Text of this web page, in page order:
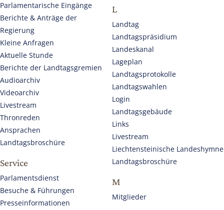
Parlamentarische Eingänge
Berichte & Anträge der
Regierung
Kleine Anfragen
Aktuelle Stunde
Berichte der Landtagsgremien
Audioarchiv
Videoarchiv
Livestream
Thronreden
Ansprachen
Landtagsbroschüre
Service
Parlamentsdienst
Besuche & Führungen
Presseinformationen
L
Landtag
Landtagspräsidium
Landeskanal
Lageplan
Landtagsprotokolle
Landtagswahlen
Login
Landtagsgebäude
Links
Livestream
Liechtensteinische Landeshymne
Landtagsbroschüre
M
Mitglieder